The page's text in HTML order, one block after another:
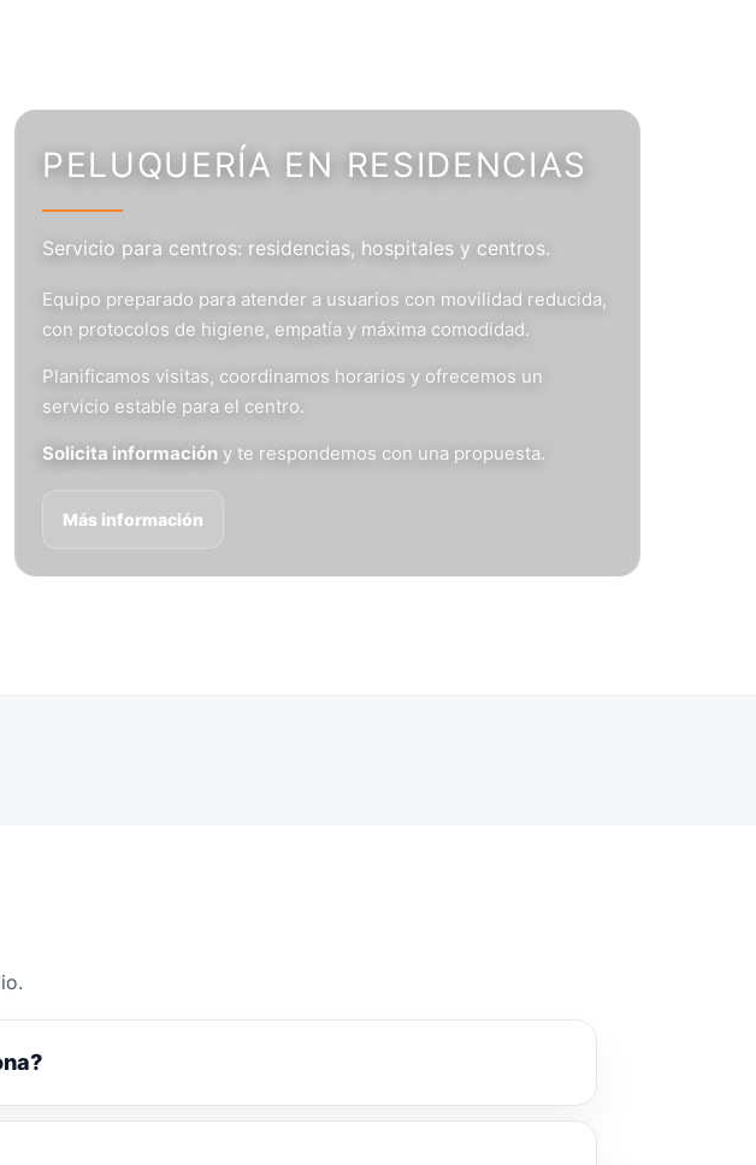
PELUQUERÍA EN RESIDENCIAS
Servicio para centros: residencias, hospitales y centros.
Equipo preparado para atender a usuarios con movilidad reducida,
con protocolos de higiene, empatía y máxima comodidad.
Planificamos visitas, coordinamos horarios y ofrecemos un
servicio estable para el centro.
Solicita información y te respondemos con una propuesta.
Más información